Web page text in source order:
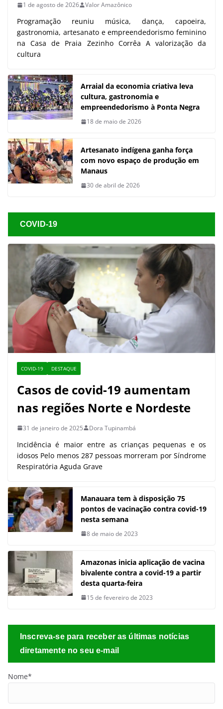
1 de agosto de 2026 Valor Amazônico
Programação reuniu música, dança, capoeira,
gastronomia, artesanato e empreendedorismo feminino
na Casa de Praia Zezinho Corrêa A valorização da
cultura
Arraial da economia criativa leva
cultura, gastronomia e
empreendedorismo à Ponta Negra
18 de maio de 2026
Artesanato indígena ganha força
com novo espaço de produção em
Manaus
30 de abril de 2026
COVID-19
COVID-19 DESTAQUE
Casos de covid-19 aumentam
nas regiões Norte e Nordeste
31 de janeiro de 2025 Dora Tupinambá
Incidência é maior entre as crianças pequenas e os
idosos Pelo menos 287 pessoas morreram por Síndrome
Respiratória Aguda Grave
Manauara tem à disposição 75
pontos de vacinação contra covid-19
nesta semana
8 de maio de 2023
Amazonas inicia aplicação de vacina
bivalente contra a covid-19 a partir
desta quarta-feira
15 de fevereiro de 2023
Inscreva-se para receber as últimas notícias
diretamente no seu e-mail
Nome*